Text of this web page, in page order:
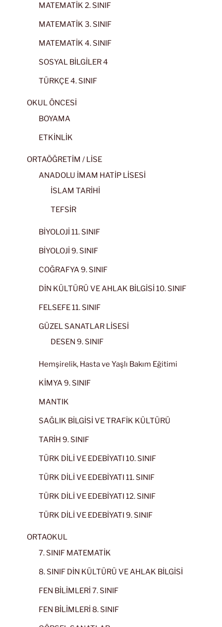
MATEMATİK 2. SINIF
MATEMATİK 3. SINIF
MATEMATİK 4. SINIF
SOSYAL BİLGİLER 4
TÜRKÇE 4. SINIF
OKUL ÖNCESİ
BOYAMA
ETKİNLİK
ORTAÖĞRETİM / LİSE
ANADOLU İMAM HATİP LİSESİ
İSLAM TARİHİ
TEFSİR
BİYOLOJİ 11. SINIF
BİYOLOJİ 9. SINIF
COĞRAFYA 9. SINIF
DİN KÜLTÜRÜ VE AHLAK BİLGİSİ 10. SINIF
FELSEFE 11. SINIF
GÜZEL SANATLAR LİSESİ
DESEN 9. SINIF
Hemşirelik, Hasta ve Yaşlı Bakım Eğitimi
KİMYA 9. SINIF
MANTIK
SAĞLIK BİLGİSİ VE TRAFİK KÜLTÜRÜ
TARİH 9. SINIF
TÜRK DİLİ VE EDEBİYATI 10. SINIF
TÜRK DİLİ VE EDEBİYATI 11. SINIF
TÜRK DİLİ VE EDEBİYATI 12. SINIF
TÜRK DİLİ VE EDEBİYATI 9. SINIF
ORTAOKUL
7. SINIF MATEMATİK
8. SINIF DİN KÜLTÜRÜ VE AHLAK BİLGİSİ
FEN BİLİMLERİ 7. SINIF
FEN BİLİMLERİ 8. SINIF